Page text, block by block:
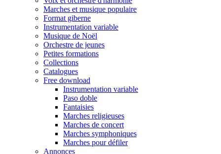
Marches et musique populaire
Format giberne
Instrumentation variable
Musique de Noël
Orchestre de jeunes
Petites formations
Collections
Catalogues
Free download
Instrumentation variable
Paso doble
Fantaisies
Marches religieuses
Marches de concert
Marches symphoniques
Marches pour défiler
Annonces